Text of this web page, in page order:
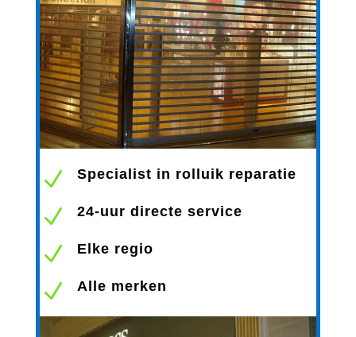
N Specialist in rolluik reparatie
N 24-uur directe service
N Elke regio
N Alle merken